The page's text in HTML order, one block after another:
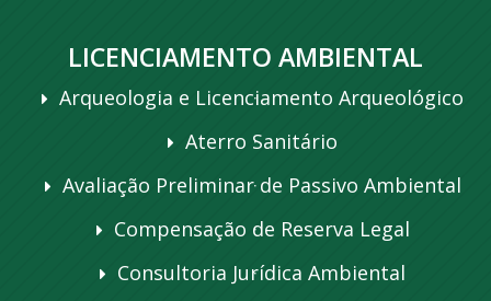
LICENCIAMENTO AMBIENTAL
Arqueologia e Licenciamento Arqueológico
Aterro Sanitário
Avaliação Preliminar de Passivo Ambiental
Compensação de Reserva Legal
Consultoria Jurídica Ambiental